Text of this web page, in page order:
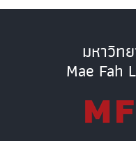
มหาวิท
Mae Fah